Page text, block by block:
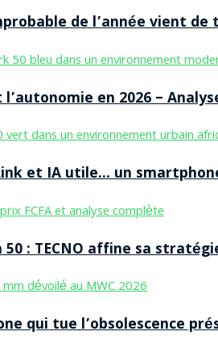
de l’année vient
en 2026 –
et IA utile… un
50 : TECNO affine sa
qui tue l’obsolescence